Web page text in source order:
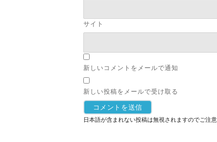
サイト
新しいコメントをメールで通知
新しい投稿をメールで受け取る
日本語が含まれない投稿は無視されますのでご注